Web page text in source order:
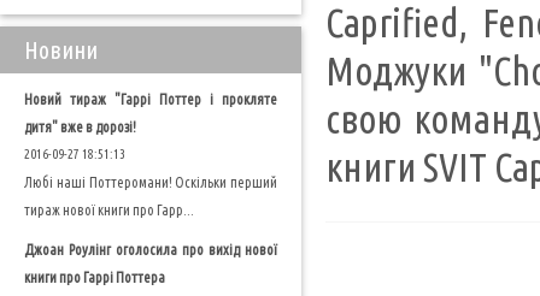
Caprified,
Моджуки
свою
книги SVIT
Новини
Новий тираж "Гаррі Поттер і прокляте
дитя" вже в дорозі!
2016-09-27 18:51:13
Любі наші Поттеромани! Оскільки перший
тираж нової книги про Гарр...
Джоан Роулінг оголосила про вихід нової
книги про Гаррі Поттера